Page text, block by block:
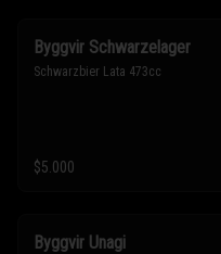
Byggvir Schwarzelager
Schwarzbier Lata 473cc
$5.000
Byggvir Unagi